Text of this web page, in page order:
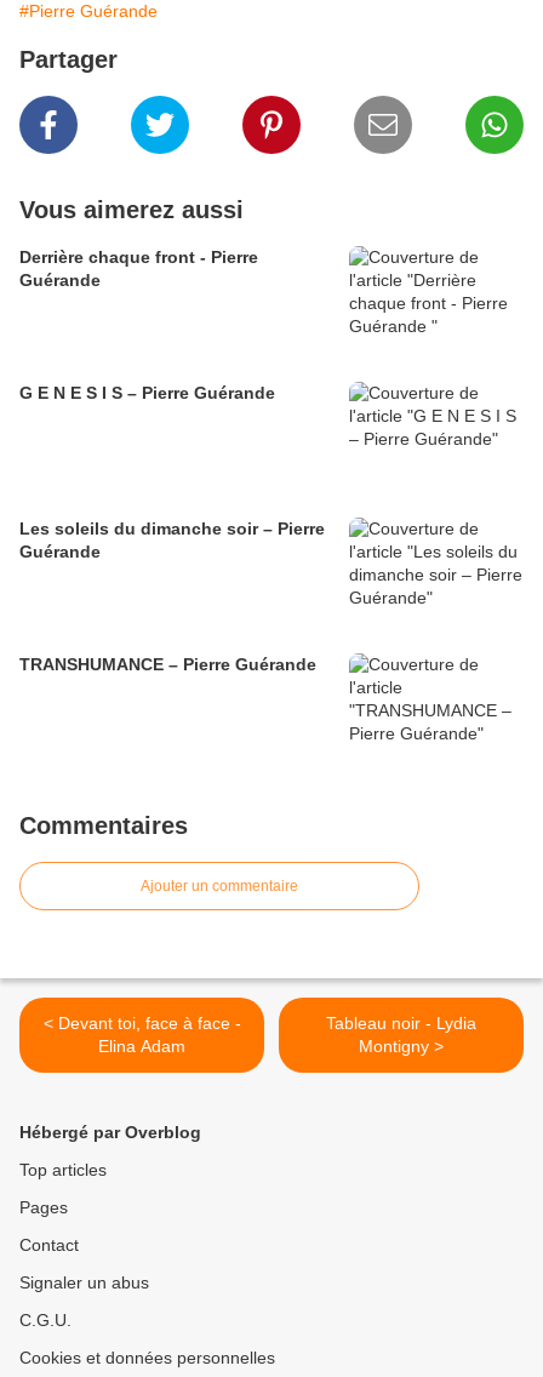
#Pierre Guérande
Partager
Vous aimerez aussi
Derrière chaque front - Pierre
Guérande
G E N E S I S – Pierre Guérande
Les soleils du dimanche soir – Pierre
Guérande
TRANSHUMANCE – Pierre Guérande
Commentaires
Ajouter un commentaire
< Devant toi, face à face -
Elina Adam
Tableau noir - Lydia
Montigny >
Hébergé par Overblog
Top articles
Pages
Contact
Signaler un abus
C.G.U.
Cookies et données personnelles